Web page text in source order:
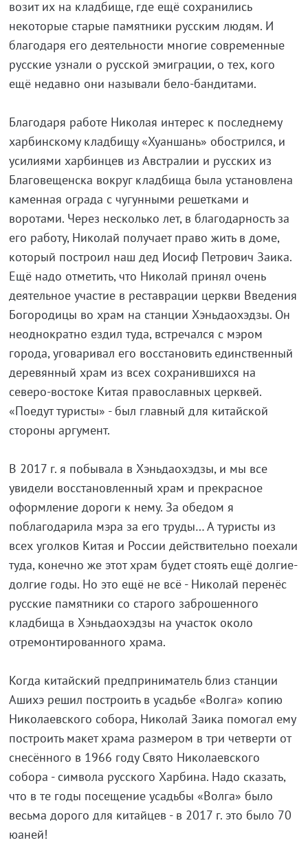
возит их на кладбище, где ещё сохранились
некоторые старые памятники русским людям. И
благодаря его деятельности многие современные
русские узнали о русской эмиграции, о тех, кого
ещё недавно они называли бело-бандитами.
Благодаря работе Николая интерес к последнему
харбинскому кладбищу «Хуаншань» обострился, и
усилиями харбинцев из Австралии и русских из
Благовещенска вокруг кладбища была установлена
каменная ограда с чугунными решетками и
воротами. Через несколько лет, в благодарность за
его работу, Николай получает право жить в доме,
который построил наш дед Иосиф Петрович Заика.
Ещё надо отметить, что Николай принял очень
деятельное участие в реставрации церкви Введения
Богородицы во храм на станции Хэньдаохэдзы. Он
неоднократно ездил туда, встречался с мэром
города, уговаривал его восстановить единственный
деревянный храм из всех сохранившихся на
северо-востоке Китая православных церквей.
«Поедут туристы» - был главный для китайской
стороны аргумент.
В 2017 г. я побывала в Хэньдаохэдзы, и мы все
увидели восстановленный храм и прекрасное
оформление дороги к нему. За обедом я
поблагодарила мэра за его труды… А туристы из
всех уголков Китая и России действительно поехали
туда, конечно же этот храм будет стоять ещё долгие-
долгие годы. Но это ещё не всё - Николай перенёс
русские памятники со старого заброшенного
кладбища в Хэньдаохэдзы на участок около
отремонтированного храма.
Когда китайский предприниматель близ станции
Ашихэ решил построить в усадьбе «Волга» копию
Николаевского собора, Николай Заика помогал ему
построить макет храма размером в три четверти от
снесённого в 1966 году Свято Николаевского
собора - символа русского Харбина. Надо сказать,
что в те годы посещение усадьбы «Волга» было
весьма дорого для китайцев - в 2017 г. это было 70
юаней!